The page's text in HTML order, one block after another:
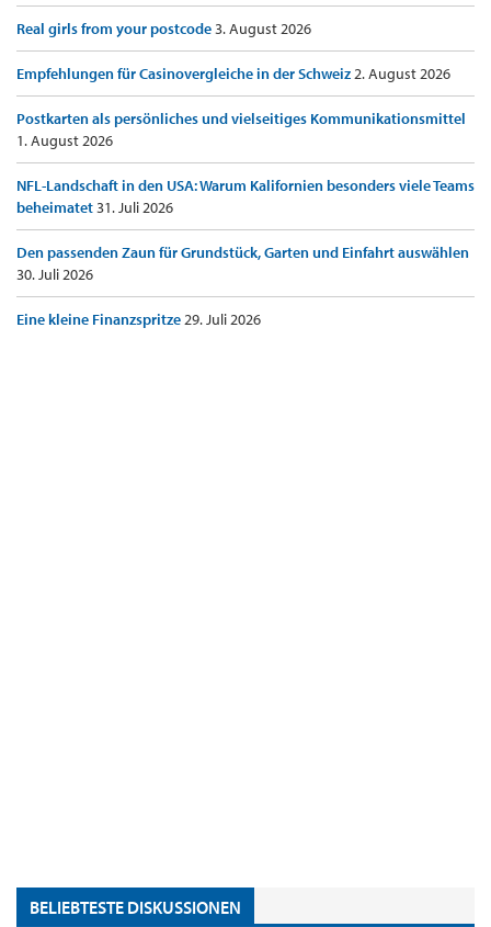
Real girls from your postcode3. August 2026
Empfehlungen für Casinovergleiche in der Schweiz2. August 2026
Postkarten als persönliches und vielseitiges Kommunikationsmittel
1. August 2026
NFL-Landschaft in den USA: Warum Kalifornien besonders viele Teams
beheimatet31. Juli 2026
Den passenden Zaun für Grundstück, Garten und Einfahrt auswählen
30. Juli 2026
Eine kleine Finanzspritze29. Juli 2026
BELIEBTESTE DISKUSSIONEN